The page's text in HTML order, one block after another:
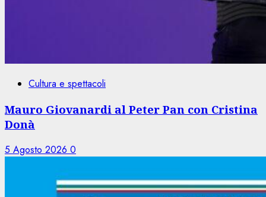
Cultura e spettacoli
Mauro Giovanardi al Peter Pan con Cristina
Donà
5 Agosto 2026 0